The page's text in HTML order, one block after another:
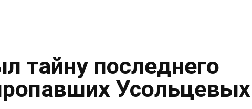
тайну последнего
Усольцевых